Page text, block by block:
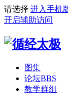
请选择 进入手机
开启辅助访问
图集
论坛BBS
教学群组